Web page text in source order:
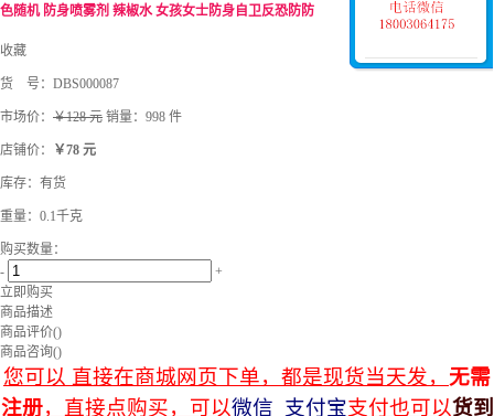
色随机 防身喷雾剂 辣椒水 女孩女士防身自卫反恐防防
收藏
货 号： DBS000087
市场价： ￥128 元 销量：998 件
店铺价： ￥78 元
库存： 有货
重量：0.1千克
购买数量：
-
+
立即购买
商品描述
商品评价()
商品咨询()
您可以 直接在商城网页下单，都是现货当天发， 无需
注册，直接点购买，可以微信 支付宝支付也可以货到